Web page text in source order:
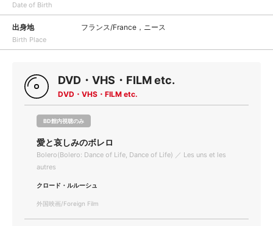
Date of Birth
出身地
Birth Place
フランス/France，ニース
DVD・VHS・FILM etc.
DVD・VHS・FILM etc.
BD館内視聴のみ
愛と哀しみのボレロ
Bolero(Bolero: Dance of Life, Dance of Life) ／ Les uns et les
autres
クロード・ルルーシュ
外国映画/Foreign Film